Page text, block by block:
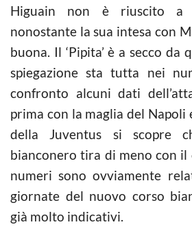
Higuain non è riuscito a
nonostante la sua intesa con
buona. Il ‘Pipita’ è a secco
spiegazione sta tutta nei
confronto alcuni dati
prima con la maglia del Napoli
della Juventus si scopre
bianconero tira di meno con il
numeri sono ovviamente
giornate del nuovo corso
già molto indicativi.